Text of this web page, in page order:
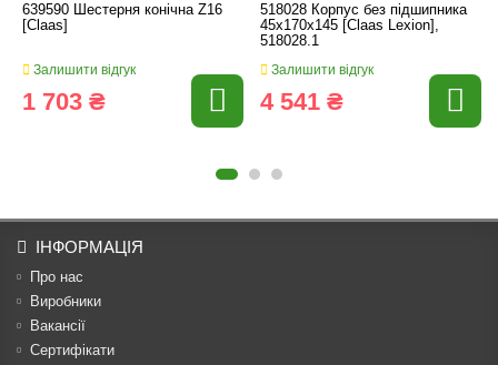
639590 Шестерня конічна Z16
[Claas]
Залишити відгук
1 703 ₴
518028 Корпус без підшипника
45x170x145 [Claas Lexion],
518028.1
Залишити відгук
4 541 ₴
ІНФОРМАЦІЯ
Про нас
Виробники
Вакансії
Сертифікати